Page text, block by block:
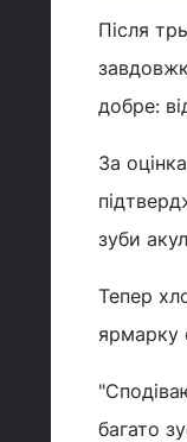
Після
добре:
За
зуби
Тепер
ярмарку
багато